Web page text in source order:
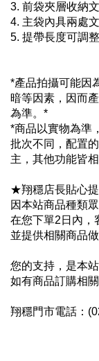
3. 前袋夾層收納
4. 主袋內具兩處
5. 提帶長度可調
*產品拍攝可能因
暗等因素，因而
為準。*
*商品以實物為準
批次不同，配置
主，其他功能皆
★翔穩店長貼心
因本站商品種類
在您下單2日內，
並提供相關商品
您的支持，是本
如有商品訂購相
翔穩門市電話：